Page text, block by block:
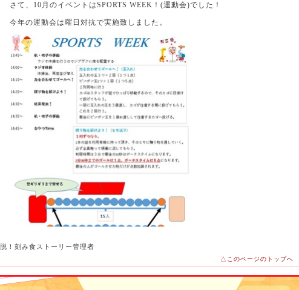
さて、10月のイベントはSPORTS WEEK！(運動会)でした！
今年の運動会は曜日対抗で実施致しました。
競技①→力を合わせてゴールへ！(玉入れ)
脱！刻み食ストーリー管理者
△このページのトップへ